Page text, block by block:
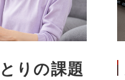
りの課題